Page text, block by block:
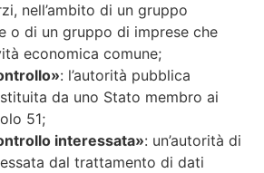
nell’ambito di un gruppo
o di un gruppo di imprese che
economica comune;
: l’autorità pubblica
da uno Stato membro ai
51;
interessata»: un’autorità di
dal trattamento di dati